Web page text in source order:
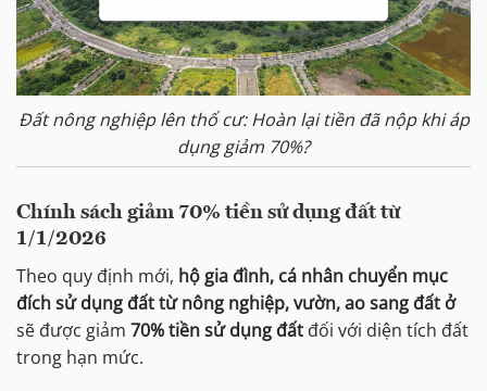
Đất nông nghiệp lên thổ cư: Hoàn lại tiền đã nộp khi áp
dụng giảm 70%?
Chính sách giảm 70% tiền sử dụng đất từ
1/1/2026
Theo quy định mới, hộ gia đình, cá nhân chuyển mục
đích sử dụng đất từ nông nghiệp, vườn, ao sang đất ở
sẽ được giảm 70% tiền sử dụng đất đối với diện tích đất
trong hạn mức.